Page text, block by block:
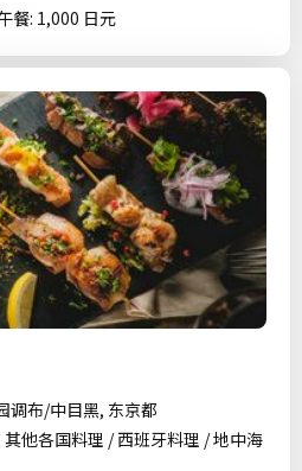
餐: 1,000 日元
调布/中目黑, 东京都
他各国料理 / 西班牙料理 / 地中海